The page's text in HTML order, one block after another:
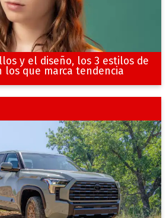
y el diseño, los 3 estilos de
los que marca tendencia